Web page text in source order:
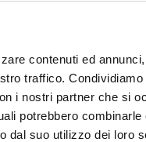
contenuti ed
traffico.
i nostri partner che si
potrebbero
dal suo utilizzo dei loro